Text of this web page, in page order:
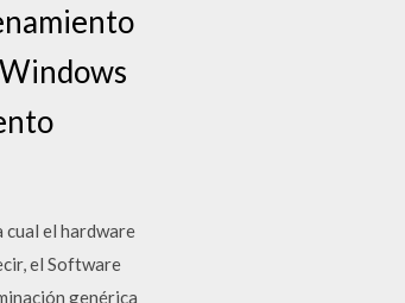
cual el hardware
el Software
genérica